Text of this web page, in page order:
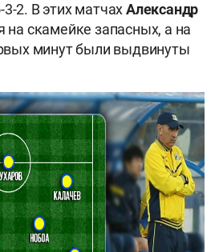
2. В этих матчахАлександр
на скамейке запасных, а на
минут были выдвинуты